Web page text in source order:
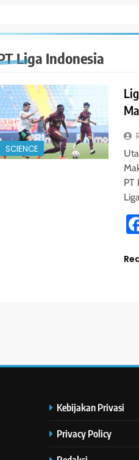
Liga Indonesia
SCIENCE
PT
Kebijakan Privasi
Privacy Policy